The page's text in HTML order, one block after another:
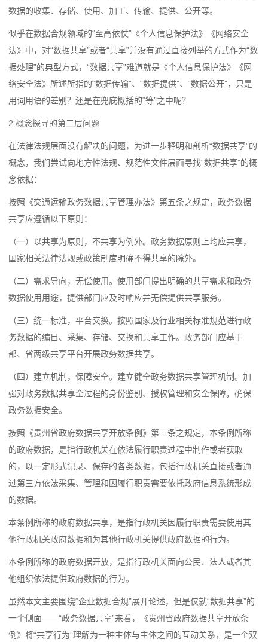
数据的收集、存储、使用、加工、传输、提供、公开等。
似乎在数据合规领域的“至高依仗”《个人信息保护法》《网络安全
法》中，对“数据共享”或者“共享”并没有通过直接列举的方式作为“数
据处理”的典型方式，“数据共享”难道就是《个人信息保护法》《网
络安全法》所述所指的“数据传输”、“数据提供”、“数据公开”，只是
用词用语的差别？还是在兜底概括的“等”之中呢？
2.概念探寻的第二层问题
在法律法规层面没有解决的问题，为进一步释明和剖析“数据共享”的
概念，我们尝试向地方性法规、规范性文件层面寻找“数据共享”的概
念依据：
按照《交通运输政务数据共享管理办法》第五条之规定，政务数据
共享应遵循以下原则：
（一）以共享为原则，不共享为例外。政务数据原则上均应共享，
国家相关法律法规或政策制度明确不得共享的除外。
（二）需求导向，无偿使用。使用部门提出明确的共享需求和政务
数据使用用途，提供部门应及时响应并无偿提供共享服务。
（三）统一标准，平台交换。按照国家及行业相关标准规范进行政
务数据的编目、采集、存储、交换和共享工作。政务部门应基于
部、省两级共享平台开展政务数据共享。
（四）建立机制，保障安全。建立健全政务数据共享管理机制。加
强对政务数据共享全过程的身份鉴别、授权管理和安全保障，确保
政务数据安全。
按照《贵州省政府数据共享开放条例》第三条之规定，本条例所称
的政府数据，是指行政机关在依法履行职责过程中制作或者获取
的，以一定形式记录、保存的各类数据，包括行政机关直接或者通
过第三方依法采集、管理和因履行职责需要依托政府信息系统形成
的数据。
本条例所称的政府数据共享，是指行政机关因履行职责需要使用其
他行政机关政府数据和为其他行政机关提供政府数据的行为。
本条例所称的政府数据开放，是指行政机关面向公民、法人或者其
他组织依法提供政府数据的行为。
虽然本文主要围绕“企业数据合规”展开论述，但是仅就“数据共享”的
一个侧面——“政务数据共享”来看，《贵州省政府数据共享开放条
例》将“共享行为”理解为一种主体与主体之间的互动关系，是一个双